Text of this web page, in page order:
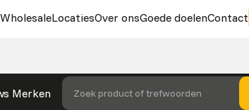
WholesaleLocatiesOver onsGoede doelenContact
Merken Zoek product of trefwoorden